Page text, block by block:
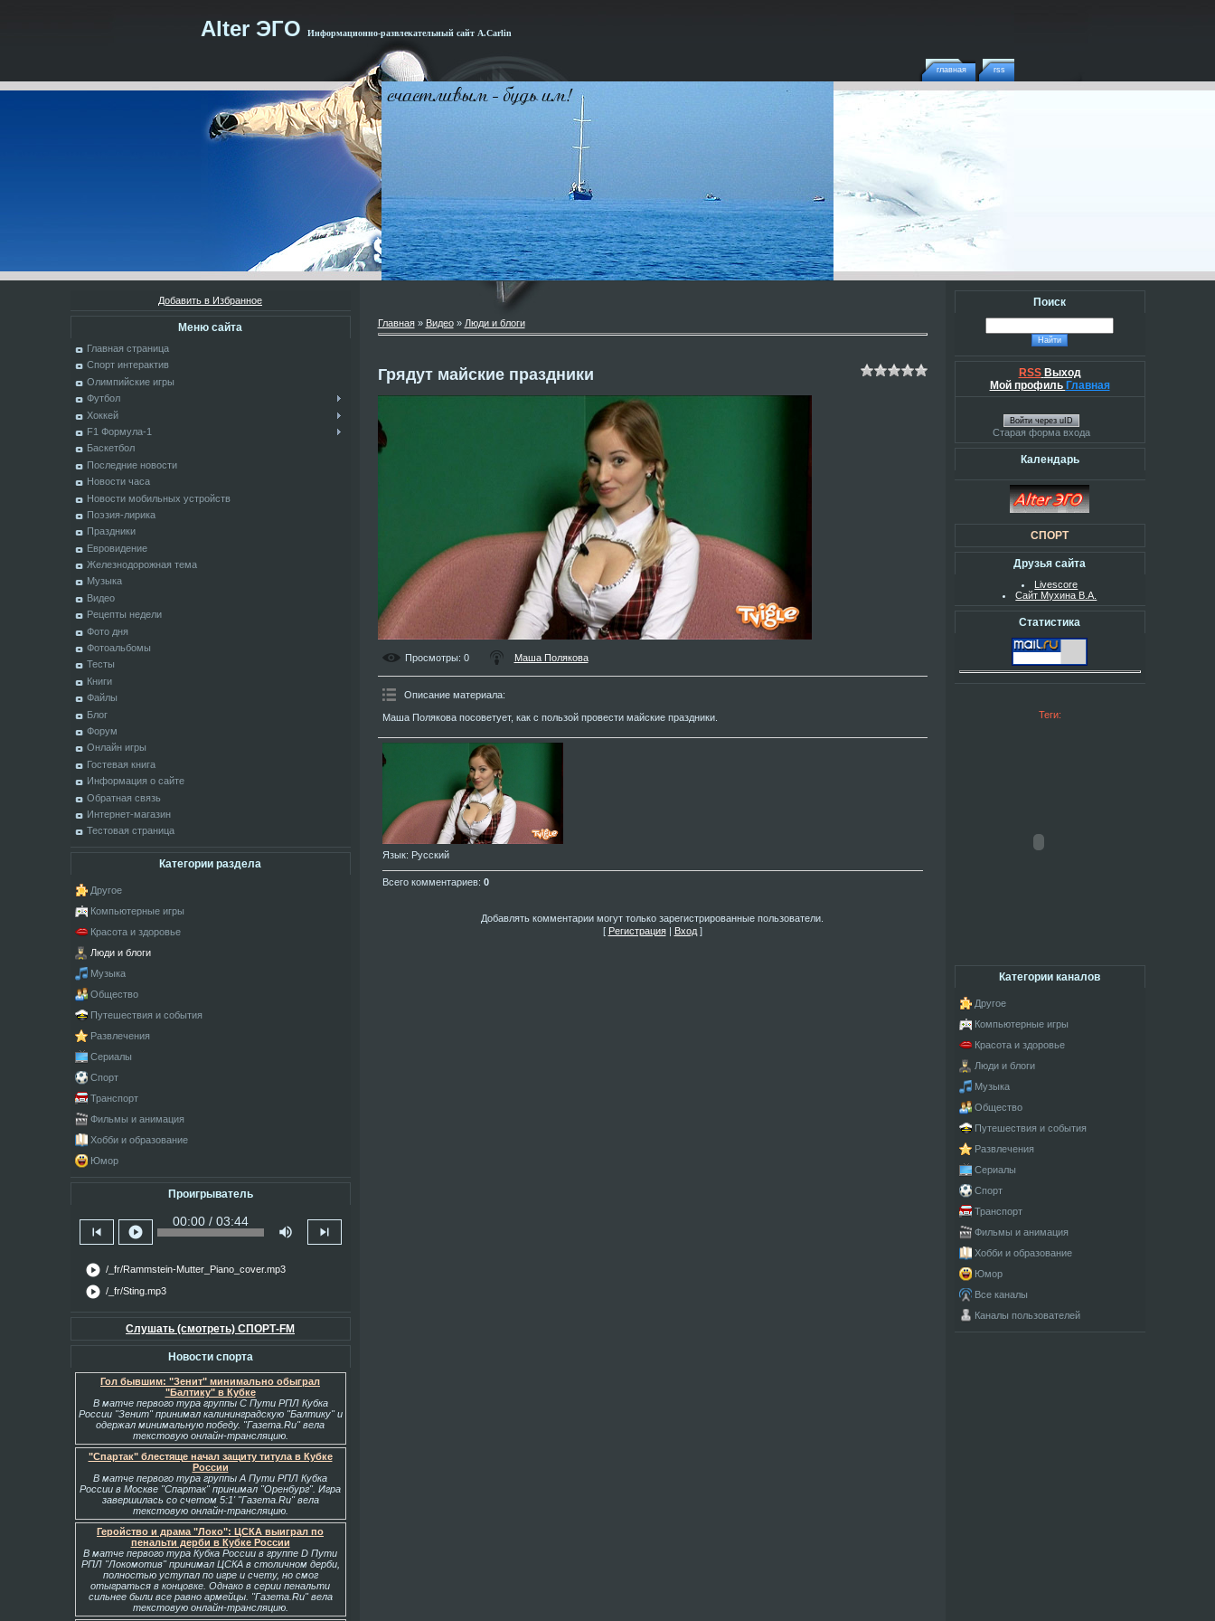
Alter ЭГО Информационно-развлекательный сайт А.Carlin
rss
главная
Добавить в Избранное
Меню сайта
Главная страница
Спорт интерактив
Олимпийские игры
Футбол
Хоккей
F1 Формула-1
Баскетбол
Последние новости
Новости часа
Новости мобильных устройств
Поэзия-лирика
Праздники
Евровидение
Железнодорожная тема
Музыка
Видео
Рецепты недели
Фото дня
Фотоальбомы
Тесты
Книги
Файлы
Блог
Форум
Онлайн игры
Гостевая книга
Информация о сайте
Обратная связь
Интернет-магазин
Тестовая страница
Категории раздела
Другое
Компьютерные игры
Красота и здоровье
Люди и блоги
Музыка
Общество
Путешествия и события
Развлечения
Сериалы
Спорт
Транспорт
Фильмы и анимация
Хобби и образование
Юмор
Проигрыватель
skip_previous play_circle
00:00 / 03:44
volume_up skip_next
play_circle /_fr/Rammstein-Mutter_Piano_cover.mp3
play_circle /_fr/Sting.mp3
Слушать (смотреть) СПОРТ-FM
Новости спорта
Гол бывшим: "Зенит" минимально обыграл
"Балтику" в Кубке
В матче первого тура группы С Пути РПЛ Кубка
России "Зенит" принимал калининградскую "Балтику" и
одержал минимальную победу. "Газета.Ru" вела
текстовую онлайн-трансляцию.
"Спартак" блестяще начал защиту титула в Кубке
России
В матче первого тура группы А Пути РПЛ Кубка
России в Москве "Спартак" принимал "Оренбург". Игра
завершилась со счетом 5:1' "Газета.Ru" вела
текстовую онлайн-трансляцию.
Геройство и драма "Локо": ЦСКА выиграл по
пенальти дерби в Кубке России
В матче первого тура Кубка России в группе D Пути
РПЛ "Локомотив" принимал ЦСКА в столичном дерби,
полностью уступал по игре и счету, но смог
отыграться в концовке. Однако в серии пенальти
сильнее были все равно армейцы. "Газета.Ru" вела
текстовую онлайн-трансляцию.
Главная» Видео» Люди и блоги
Грядут майские праздники
Просмотры: 0 Маша Полякова
Описание материала:
Маша Полякова посоветует, как с пользой провести майские праздники.
Язык: Русский
Всего комментариев: 0
Добавлять комментарии могут только зарегистрированные пользователи.
[ Регистрация| Вход]
Поиск
RSS Выход
Мой профиль Главная
Войти через uID
Старая форма входа
Календарь
СПОРТ
Друзья сайта
Livescore
Сайт Мухина В.А.
Статистика
Теги:
Категории каналов
Другое
Компьютерные игры
Красота и здоровье
Люди и блоги
Музыка
Общество
Путешествия и события
Развлечения
Сериалы
Спорт
Транспорт
Фильмы и анимация
Хобби и образование
Юмор
Все каналы
Каналы пользователей